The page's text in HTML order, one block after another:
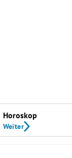
Horoskop
Weiter